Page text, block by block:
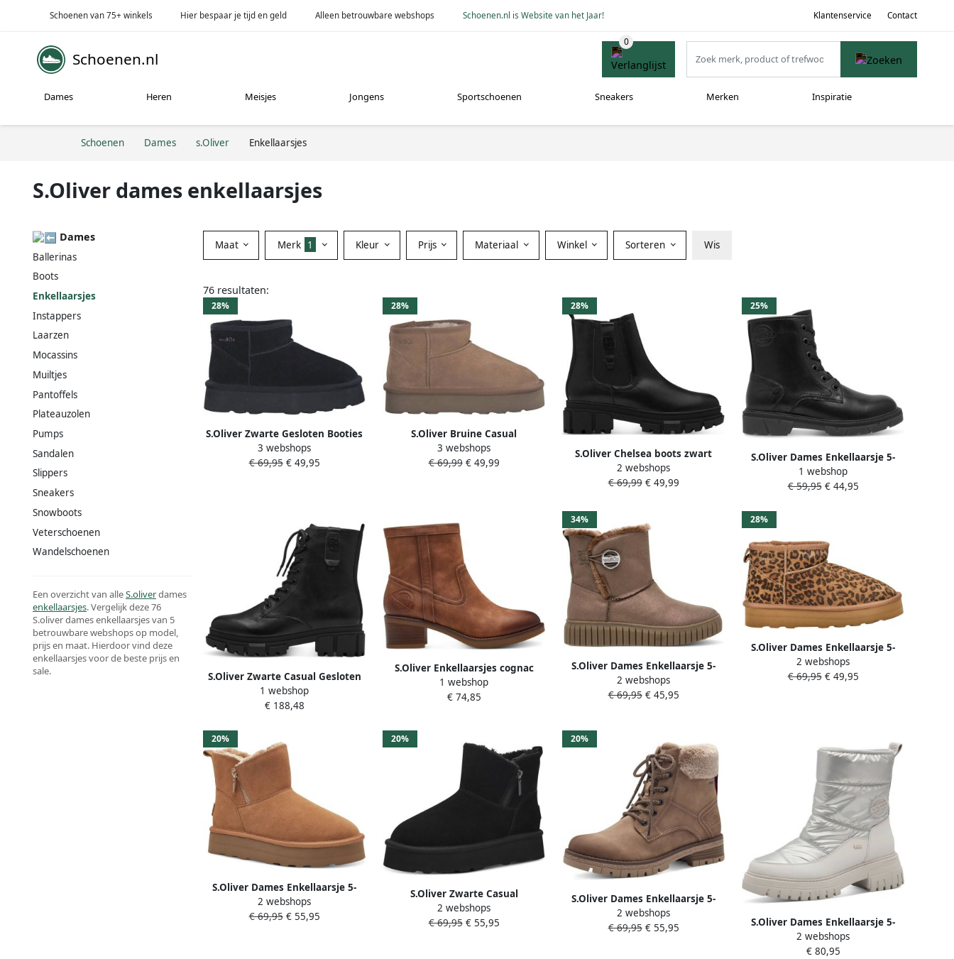
Schoenen van 75+ winkels Hier bespaar je tijd en geld Alleen betrouwbare webshops Schoenen.nl is Website van het Jaar! Klantenservice Contact
Schoenen.nl
Dames Heren Meisjes Jongens Sportschoenen Sneakers Merken Inspiratie
Schoenen Dames s.Oliver Enkellaarsjes
S.Oliver dames enkellaarsjes
Dames
Ballerinas
Boots
Enkellaarsjes
Instappers
Laarzen
Mocassins
Muiltjes
Pantoffels
Plateauzolen
Pumps
Sandalen
Slippers
Sneakers
Snowboots
Veterschoenen
Wandelschoenen
Een overzicht van alleS.oliverdames
enkellaarsjes. Vergelijk deze 76
S.oliver dames enkellaarsjes van 5
betrouwbare webshops op model,
prijs en maat. Hierdoor vind deze
enkellaarsjes voor de beste prijs en
sale.
Maat Merk 1 Kleur Prijs Materiaal Winkel Sorteren Wis
76 resultaten:
28%
S.Oliver Zwarte Gesloten Booties
Enkellaarzen Vrouwen Black
Dames
3 webshops
€ 69,95€ 49,95
28%
S.Oliver Bruine Casual
Enkellaarsjes voor Vrouwen
Brown Dames
3 webshops
€ 69,99€ 49,99
28%
S.Oliver Chelsea boots zwart
Synthetisch Dames
2 webshops
€ 69,99€ 49,99
25%
S.Oliver Dames Enkellaarsje 5-
25241-43
1 webshop
€ 59,95€ 44,95
S.Oliver Zwarte Casual Gesloten
Booties Vrouwen Black Dames
1 webshop
€ 188,48
S.Oliver Enkellaarsjes cognac
Synthetisch Dames
1 webshop
€ 74,85
34%
S.Oliver Dames Enkellaarsje 5-
26418-41 909
2 webshops
€ 69,95€ 45,95
28%
S.Oliver Dames Enkellaarsje 5-
26352-41 907
2 webshops
€ 69,95€ 49,95
20%
S.Oliver Dames Enkellaarsje 5-
26447-43 305
2 webshops
€ 69,95€ 55,95
20%
S.Oliver Zwarte Casual
Enkellaarsjes voor Vrouwen Black
Dames
2 webshops
€ 69,95€ 55,95
20%
S.Oliver Dames Enkellaarsje 5-
26227-43 324
2 webshops
€ 69,95€ 55,95
S.Oliver Dames Enkellaarsje 5-
26460-43 403
2 webshops
€ 80,95